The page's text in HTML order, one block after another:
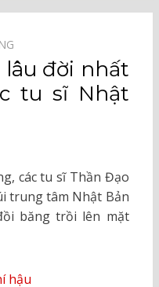
lâu đời nhất
tu sĩ Nhật
các tu sĩ Thần Đạo
trung tâm Nhật Bản
băng trồi lên mặt
hậu